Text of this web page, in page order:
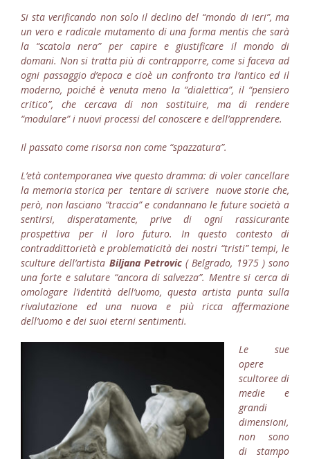
Si sta verificando non solo il declino del “mondo di ieri”, ma
un vero e radicale mutamento di una forma mentis che sarà
la “scatola nera” per capire e giustificare il mondo di
domani. Non si tratta più di contrapporre, come si faceva ad
ogni passaggio d’epoca e cioè un confronto tra l’antico ed il
moderno, poiché è venuta meno la “dialettica”, il “pensiero
critico”, che cercava di non sostituire, ma di rendere
“modulare” i nuovi processi del conoscere e dell’apprendere.
Il passato come risorsa non come “spazzatura”.
L’età contemporanea vive questo dramma: di voler cancellare
la memoria storica per tentare di scrivere nuove storie che,
però, non lasciano “traccia” e condannano le future società a
sentirsi, disperatamente, prive di ogni rassicurante
prospettiva per il loro futuro. In questo contesto di
contraddittorietà e problematicità dei nostri “tristi” tempi, le
sculture dell’artista Biljana Petrovic( Belgrado, 1975 ) sono
una forte e salutare “ancora di salvezza”. Mentre si cerca di
omologare l’identità dell’uomo, questa artista punta sulla
rivalutazione ed una nuova e più ricca affermazione
dell’uomo e dei suoi eterni sentimenti.
Le sue
opere
scultoree di
medie e
grandi
dimensioni,
non sono
di stampo